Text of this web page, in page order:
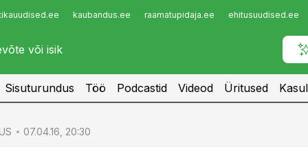
kaubandus.ee raamatupidaja.ee ehitusuudised.ee
Infopank
Sisuturundus Töö Podcastid Videod Üritused
07.04.16, 20:30